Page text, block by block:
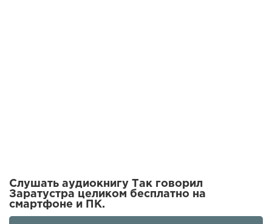
Слушать аудиокнигу Так говорил
Заратустра целиком бесплатно на
смартфоне и ПК.